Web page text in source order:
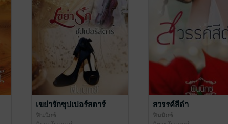
เขย่ารักซุปเปอร์สตาร์
ฟินนิกซ์
สวรรค์สีดำ
ฟินนิกซ์